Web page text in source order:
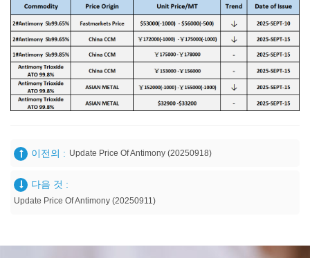
이전의 : Update Price Of Antimony (20250918)
다음 것 :
Update Price Of Antimony (20250911)